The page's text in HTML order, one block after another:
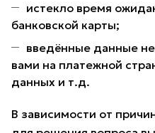
истекло время
банковской карты;
введённые данные
вами на платежной
данных и т.д.
В зависимости от